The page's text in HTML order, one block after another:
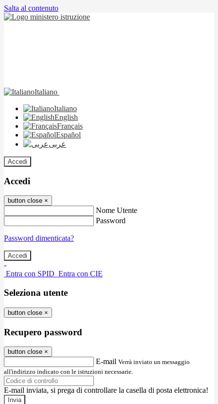
Salta al contenuto
Italiano
Italiano
English
Français
Español
عربى
Accedi
Accedi
button close ×
Nome Utente
Password
Password dimenticata?
-
Entra con SPID Entra con CIE
Seleziona utente
button close ×
Recupero password
button close ×
E-mail Verrà inviato un messaggio
all'indirizzo indicato con le istruzioni necessarie.
E-mail inviata, si prega di controllare la casella di posta elettronica!